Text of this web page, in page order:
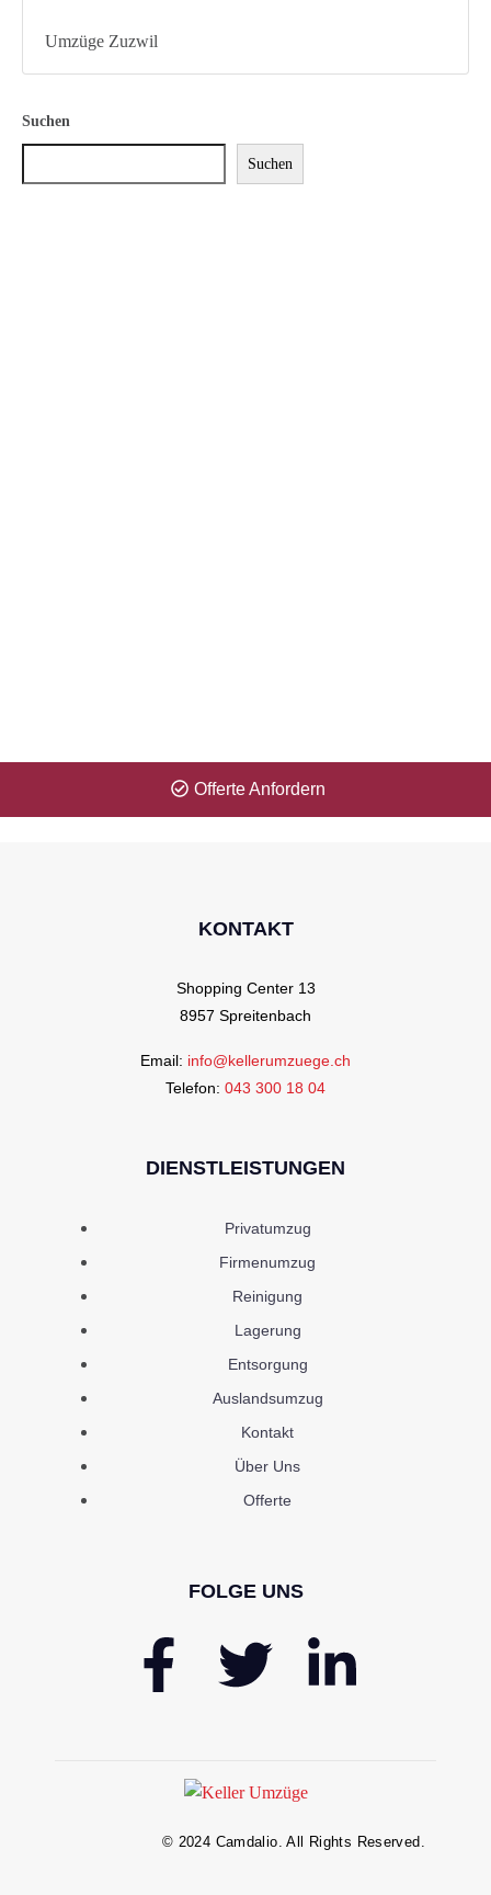
Umzüge Zuzwil
Suchen
Suchen
Offerte Anfordern
KONTAKT
Shopping Center 13
8957 Spreitenbach
Email: info@kellerumzuege.ch
Telefon: 043 300 18 04
DIENSTLEISTUNGEN
Privatumzug
Firmenumzug
Reinigung
Lagerung
Entsorgung
Auslandsumzug
Kontakt
Über Uns
Offerte
FOLGE UNS
© 2024 Camdalio. All Rights Reserved.